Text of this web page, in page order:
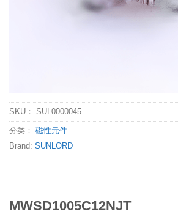
SKU： SUL0000045
分类： 磁性元件
Brand: SUNLORD
MWSD1005C12NJT